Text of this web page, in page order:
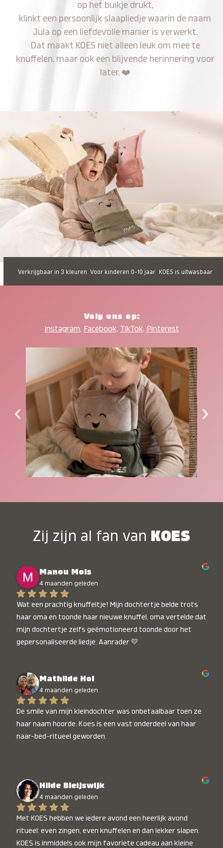
op het buikje drukt,
klinkt een persoonlijk slaapliedje waarin de naam
Jula op een liefdevolle manier is verwerkt.
Dat maakt KOES niet alleen leuk om mee te
knuffelen, maar ook een blijvende herinnering voor
later. ❤️
Verkrijgbaar in 3 kleuren Voor kinderen 0-10 jaar KOES is uitwasbaar
Volg ons op:
Instagram, Facebook, TikTok, Pinterest
‹ ›
Zij zijn al fan van KOES
Manou Mols
4 maanden geleden
Wat een prachtig knuffeltje! Mijn dochtertje belde trots
haar oma en toonde haar nieuwe knuffel, oma vertelde dat
mijn dochtertje zelfs geëmotioneerd toonde door het
gepersonaliseerde liedje. Aanrader 💛
Mathilde Hol
4 maanden geleden
De smile van mijn kleindochter was onbetaalbaar toen ze
haar naam hoorde. Koes is een vast onderdeel van haar
naar-bed-ritueel geworden.
Hilde Bleijswijk
4 maanden geleden
Met KOES hebben we iedere avond een heerlijk avond
ritueel: even zingen, even knuffelen en dan lekker slapen.
KOES is inmiddels ook mijn favoriete cadeau aan kleine